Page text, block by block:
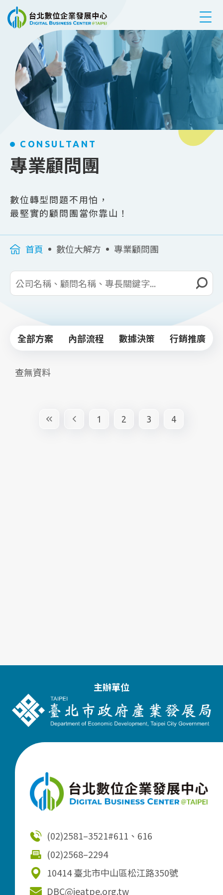
跳到主要內容
CONSULTANT
專業顧問團
數位轉型問題不用怕，
最堅實的顧問團當你靠山！
首頁 數位大解方 專業顧問團
全部方案 內部流程 數據決策 行銷推廣
查無資料
1 2 3 4
主辦單位
(02)2581–3521#611、616
(02)2568–2294
10414 臺北市中山區松江路350號
DBC@ieatpe.org.tw